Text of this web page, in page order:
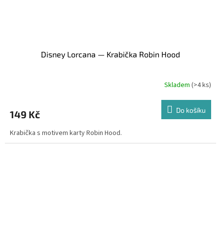
Disney Lorcana — Krabička Robin Hood
Skladem (>4 ks)
149 Kč Do košíku
Krabička s motivem karty Robin Hood.